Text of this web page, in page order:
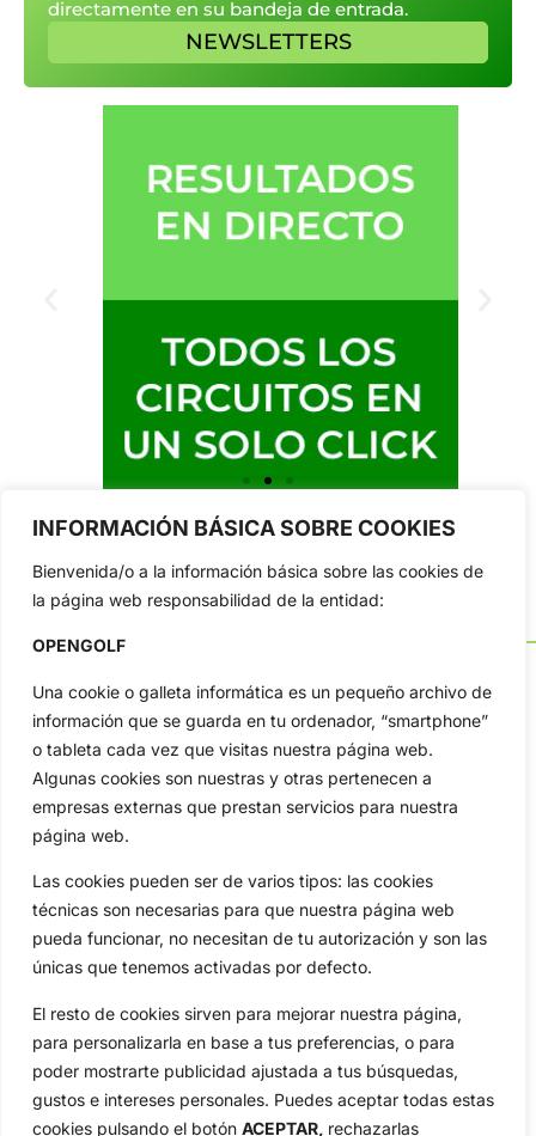
INFORMACIÓN BÁSICA SOBRE COOKIES
Bienvenida/o a la información básica sobre las cookies de
la página web responsabilidad de la entidad:
OPENGOLF
Una cookie o galleta informática es un pequeño archivo de
información que se guarda en tu ordenador, “smartphone”
o tableta cada vez que visitas nuestra página web.
Algunas cookies son nuestras y otras pertenecen a
empresas externas que prestan servicios para nuestra
página web.
Las cookies pueden ser de varios tipos: las cookies
técnicas son necesarias para que nuestra página web
pueda funcionar, no necesitan de tu autorización y son las
únicas que tenemos activadas por defecto.
El resto de cookies sirven para mejorar nuestra página,
para personalizarla en base a tus preferencias, o para
poder mostrarte publicidad ajustada a tus búsquedas,
gustos e intereses personales. Puedes aceptar todas estas
cookies pulsando el botón ACEPTAR, rechazarlas
directamente en su bandeja de entrada.
NEWSLETTERS
OpenGolf ofrece toda la actualidad, información del golf
profesional y amateur, resultados en directo, vídeos, noticias,
Jon Rahm, LIV Golf, PGA Tour, Ryder Cup, DP World Tour, LPGA
Tour...
Inicio
Actualidad
Amateurs
Circuitos
Especiales
Jon Rahm
Ryder Cup
Reglas
De Interés
Compañía
Aviso Legal
Política de Privacidad